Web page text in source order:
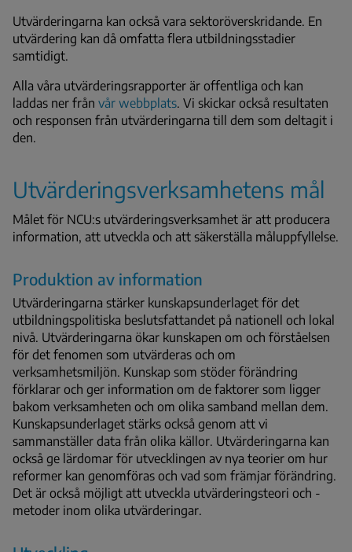
Utvärderingarna kan också vara sektoröverskridande. En
utvärdering kan då omfatta flera utbildningsstadier
samtidigt.
Alla våra utvärderingsrapporter är offentliga och kan
laddas ner från vår webbplats. Vi skickar också resultaten
och responsen från utvärderingarna till dem som deltagit i
den.
Utvärderingsverksamhetens mål
Målet för NCU:s utvärderingsverksamhet är att producera
information, att utveckla och att säkerställa måluppfyllelse.
Produktion av information
Utvärderingarna stärker kunskapsunderlaget för det
utbildningspolitiska beslutsfattandet på nationell och lokal
nivå. Utvärderingarna ökar kunskapen om och förståelsen
för det fenomen som utvärderas och om
verksamhetsmiljön. Kunskap som stöder förändring
förklarar och ger information om de faktorer som ligger
bakom verksamheten och om olika samband mellan dem.
Kunskapsunderlaget stärks också genom att vi
sammanställer data från olika källor. Utvärderingarna kan
också ge lärdomar för utvecklingen av nya teorier om hur
reformer kan genomföras och vad som främjar förändring.
Det är också möjligt att utveckla utvärderingsteori och -
metoder inom olika utvärderingar.